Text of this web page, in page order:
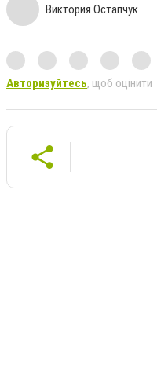
Виктория Остапчук
Авторизуйтесь, щоб оцінити